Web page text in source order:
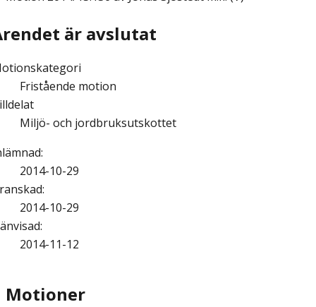
är avslutat
Fristående motion
Miljö- och jordbruksutskottet
:
2014-10-29
:
2014-10-29
:
2014-11-12
Motioner